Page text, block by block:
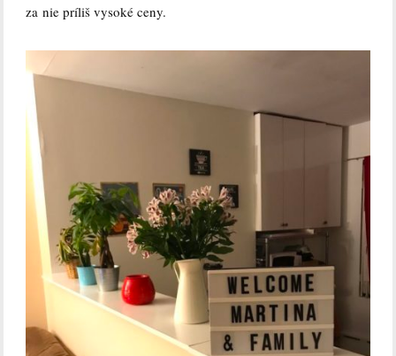
za nie príliš vysoké ceny.